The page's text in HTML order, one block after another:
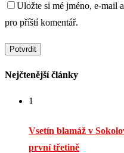
Uložte si mé jméno, e-mail
pro příští komentář.
Nejčtenější články
1
Vsetín blamáž v
první třetině